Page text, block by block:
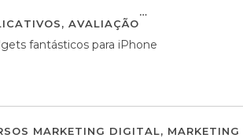
, AVALIAÇÃO
fantásticos para iPhone
MARKETING DIGITAL,